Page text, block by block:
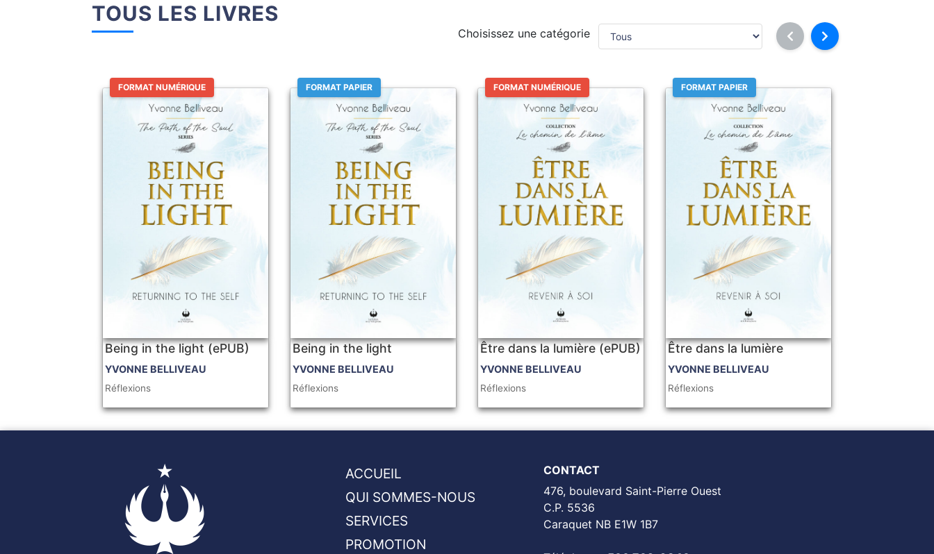
TOUS LES LIVRES
Choisissez une catégorie
FORMAT NUMÉRIQUE
Being in the light (ePUB)
YVONNE BELLIVEAU
Réflexions
FORMAT PAPIER
Being in the light
YVONNE BELLIVEAU
Réflexions
FORMAT NUMÉRIQUE
Être dans la lumière (ePUB)
YVONNE BELLIVEAU
Réflexions
FORMAT PAPIER
Être dans la lumière
YVONNE BELLIVEAU
Réflexions
ACCUEIL
QUI SOMMES-NOUS
SERVICES
PROMOTION
CONTACT
476, boulevard Saint-Pierre Ouest
C.P. 5536
Caraquet NB E1W 1B7